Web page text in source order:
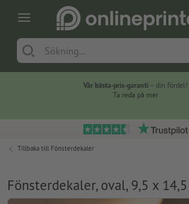
Vår bästa-pris-garanti – din fördel!
Ta reda på mer
Tillbaka till Fönsterdekaler
Fönsterdekaler, oval, 9,5 x